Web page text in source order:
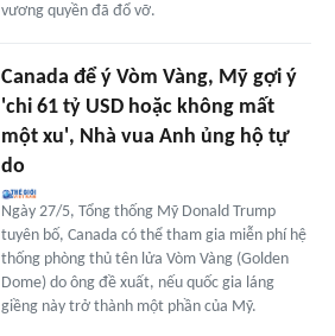
vương quyền đã đổ vỡ.
Canada để ý Vòm Vàng, Mỹ gợi ý
'chi 61 tỷ USD hoặc không mất
một xu', Nhà vua Anh ủng hộ tự
do
Ngày 27/5, Tổng thống Mỹ Donald Trump
tuyên bố, Canada có thể tham gia miễn phí hệ
thống phòng thủ tên lửa Vòm Vàng (Golden
Dome) do ông đề xuất, nếu quốc gia láng
giềng này trở thành một phần của Mỹ.